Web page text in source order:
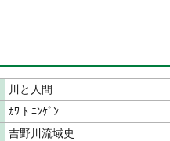
川と人間
ｶﾜ ﾄ ﾆﾝｹﾞﾝ
吉野川流域史